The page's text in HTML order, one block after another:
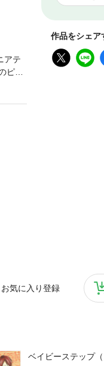
作品をシェア
お気に入り登録
ベイビーステップ（
アテ
ピン
、